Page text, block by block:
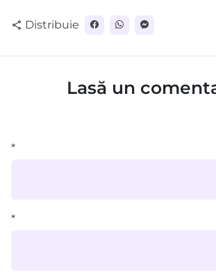
share Distribuie
Lasă un
*
*